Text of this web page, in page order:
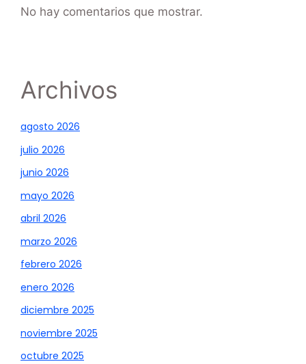
No hay comentarios que mostrar.
Archivos
agosto 2026
julio 2026
junio 2026
mayo 2026
abril 2026
marzo 2026
febrero 2026
enero 2026
diciembre 2025
noviembre 2025
octubre 2025